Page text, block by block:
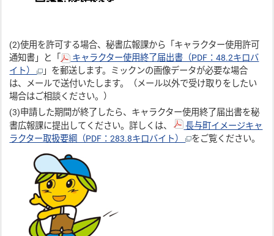
(2)使用を許可する場合、秘書広報課から「キャラクター使用許可
通知書」と「
キャラクター使用終了届出書（PDF：48.2キロバ
イト）
」を郵送します。ミックンの画像データが必要な場合
は、メールで送付いたします。（メール以外で受け取りをしたい
場合はご相談ください。）
(3)申請した期間が終了したら、キャラクター使用終了届出書を秘
書広報課に提出してください。詳しくは、
長与町イメージキャ
ラクター取扱要綱（PDF：283.8キロバイト）
をご覧ください。